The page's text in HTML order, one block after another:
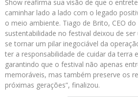
Show reafirma sua visão de que o
caminhar lado a lado com o legado
o meio ambiente. Tiago de Brito, CEO
sustentabilidade no festival deixou de
se tornar um pilar inegociável da
ter a responsabilidade de cuidar da terra
garantindo que o festival não apenas
memoráveis, mas também preserve os
próximas gerações”, finalizou.